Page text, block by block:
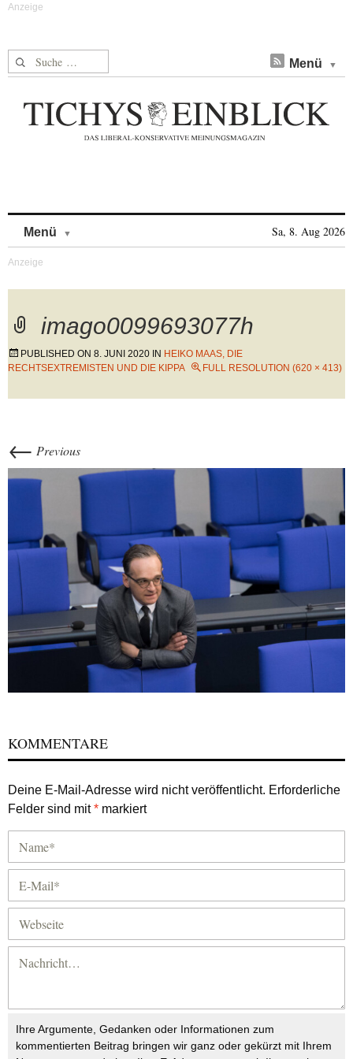
Suche nach: Menü
Menü Sa, 8. Aug 2026
imago0099693077h
PUBLISHED ON 8. JUNI 2020 IN HEIKO MAAS, DIE
RECHTSEXTREMISTEN UND DIE KIPPA
FULL RESOLUTION (620 × 413)
← Previous
KOMMENTARE
Deine E-Mail-Adresse wird nicht veröffentlicht. Erforderliche
Felder sind mit* markiert
Ihre Argumente, Gedanken oder Informationen zum
kommentierten Beitrag bringen wir ganz oder gekürzt mit Ihrem